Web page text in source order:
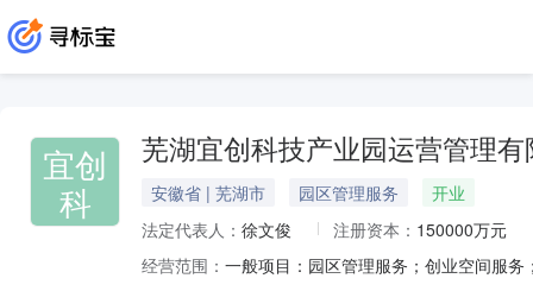
宜创
科
芜湖宜创科技产业园运营管理有
安徽省 | 芜湖市 园区管理服务
开业
法定代表人： 徐文俊 注册资本： 150000万元
经营范围：